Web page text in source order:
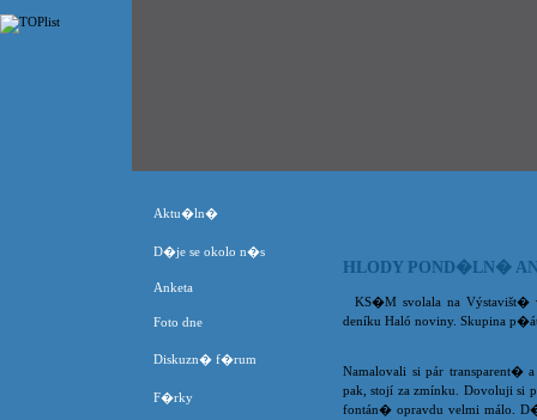
HLODY POND�LN�
KS�M svolala na Výstavišt�
deníku Haló noviny. Skupina
Namalovali si pár transparent�
pak, stojí za zmínku. Dovoluji
fontán� opravdu velmi málo.
Aktu�ln�
D�je se okolo n�s
Anketa
Foto dne
Diskuzn� f�rum
F�rky